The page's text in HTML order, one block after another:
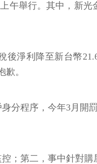
午舉行。其中，新光
淨利降至新台幣
。
程序，今年3月開
；第二，事中針對